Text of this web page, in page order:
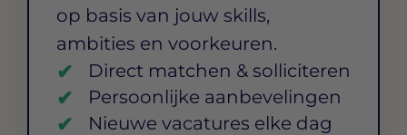
op basis van jouw skills,
ambities en voorkeuren.
Direct matchen & solliciteren
Persoonlijke aanbevelingen
Nieuwe vacatures elke dag